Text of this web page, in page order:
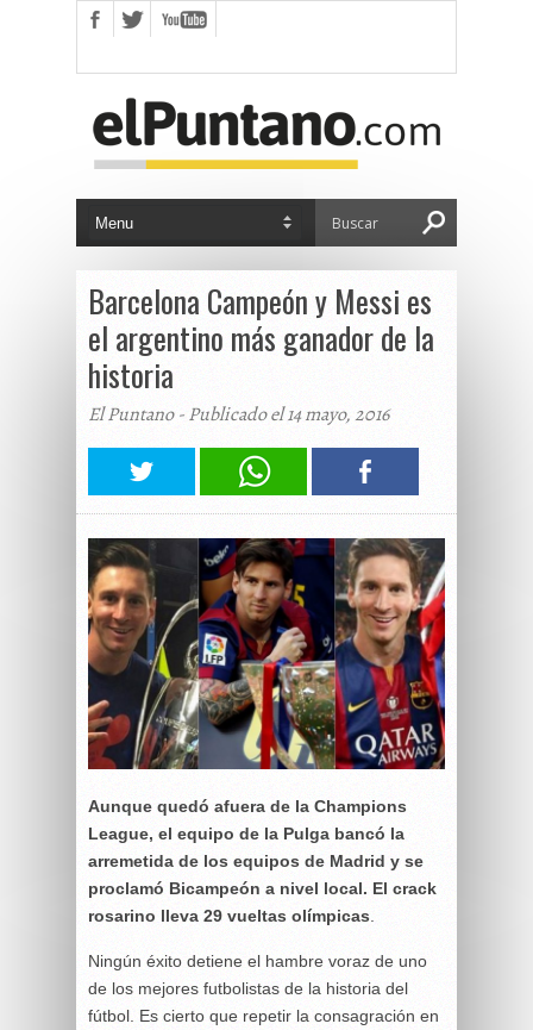
Barcelona Campeón y Messi es
el argentino más ganador de la
historia
El Puntano - Publicado el 14 mayo, 2016
Aunque quedó afuera de la Champions
League, el equipo de la Pulga bancó la
arremetida de los equipos de Madrid y se
proclamó Bicampeón a nivel local. El crack
rosarino lleva 29 vueltas olímpicas
Ningún éxito detiene el hambre voraz de uno
de los mejores futbolistas de la historia del
fútbol. Es cierto que repetir la consagración en